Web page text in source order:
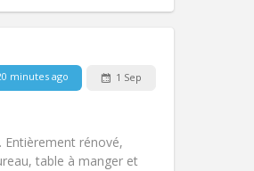
minutes ago 1 Sep
Entièrement rénové,
table à manger et
calm